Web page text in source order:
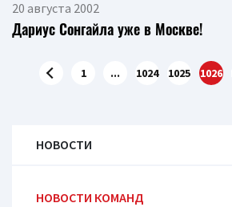
20 августа 2002
Дариус Сонгайла уже в Москве!
1 ... 1024 1025 1026
НОВОСТИ
НОВОСТИ КОМАНД